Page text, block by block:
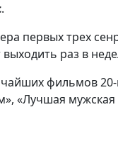
.
первых трех
раз в
фильмов
«Лучшая